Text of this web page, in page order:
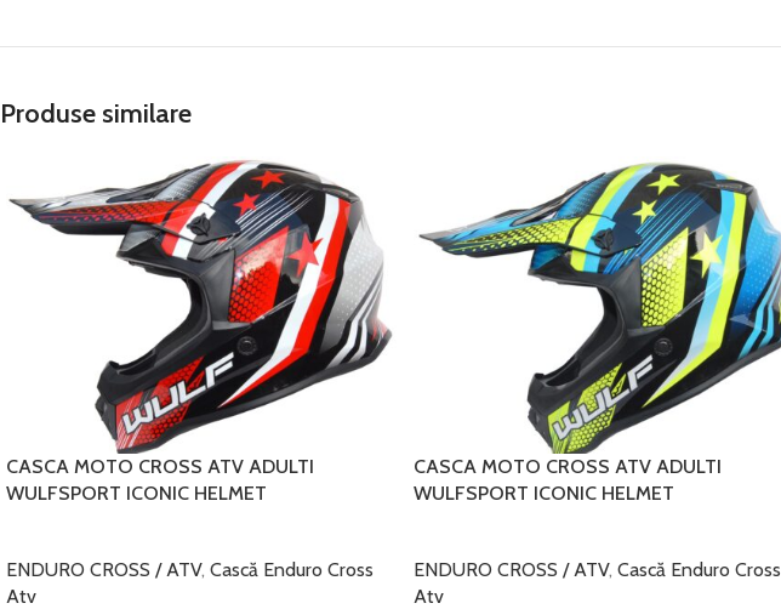
Produse similare
CASCA MOTO CROSS ATV ADULTI
WULFSPORT ICONIC HELMET
ENDURO CROSS / ATV, Cască Enduro Cross
Atv
CASCA MOTO CROSS ATV ADULTI
WULFSPORT ICONIC HELMET
ENDURO CROSS / ATV, Cască Enduro Cross
Atv